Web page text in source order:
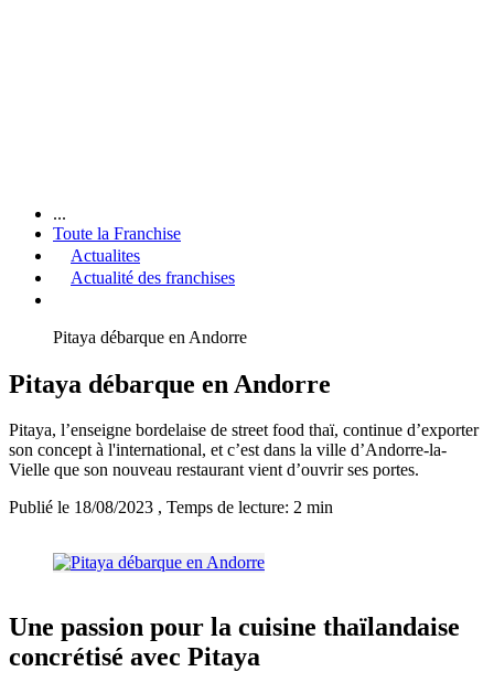
...
Toute la Franchise
Actualites
Actualité des franchises
Pitaya débarque en Andorre
Pitaya débarque en Andorre
Pitaya, l’enseigne bordelaise de street food thaï, continue d’exporter
son concept à l'international, et c’est dans la ville d’Andorre-la-
Vielle que son nouveau restaurant vient d’ouvrir ses portes.
Publié le 18/08/2023 , Temps de lecture: 2 min
Une passion pour la cuisine thaïlandaise
concrétisé avec Pitaya